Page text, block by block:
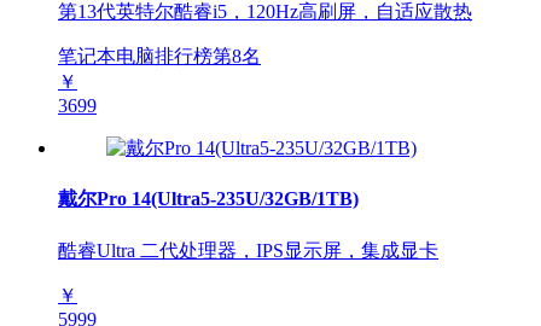
第13代英特尔酷睿i5，120Hz高刷屏，自适应散热
笔记本电脑排行榜第8名
￥
3699
戴尔Pro 14(Ultra5-235U/32GB/1TB)
酷睿Ultra 二代处理器，IPS显示屏，集成显卡
￥
5999